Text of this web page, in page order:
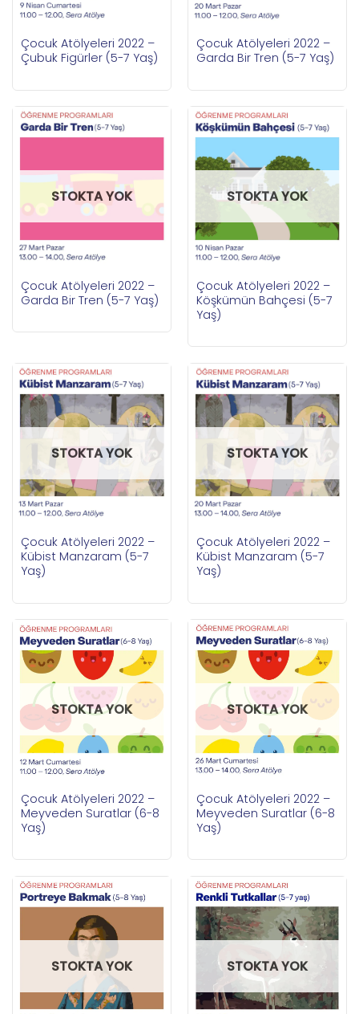
Çocuk Atölyeleri 2022 –
Çubuk Figürler (5-7 Yaş)
Çocuk Atölyeleri 2022 –
Garda Bir Tren (5-7 Yaş)
STOKTA YOK
Çocuk Atölyeleri 2022 –
Garda Bir Tren (5-7 Yaş)
STOKTA YOK
Çocuk Atölyeleri 2022 –
Köşkümün Bahçesi (5-7
Yaş)
STOKTA YOK
Çocuk Atölyeleri 2022 –
Kübist Manzaram (5-7
Yaş)
STOKTA YOK
Çocuk Atölyeleri 2022 –
Kübist Manzaram (5-7
Yaş)
STOKTA YOK
Çocuk Atölyeleri 2022 –
Meyveden Suratlar (6-8
Yaş)
STOKTA YOK
Çocuk Atölyeleri 2022 –
Meyveden Suratlar (6-8
Yaş)
STOKTA YOK STOKTA YOK